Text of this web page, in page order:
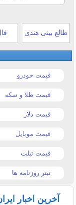
طالع بینی هندی
قیمت خودرو
قیمت طلا و سکه
قیمت دلار
قیمت موبایل
قیمت تبلت
تیتر روزنامه ها
آخرین اخبار